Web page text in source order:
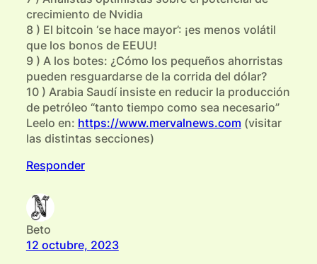
crecimiento de Nvidia
8 ) El bitcoin ‘se hace mayor’: ¡es menos volátil
que los bonos de EEUU!
9 ) A los botes: ¿Cómo los pequeños ahorristas
pueden resguardarse de la corrida del dólar?
10 ) Arabia Saudí insiste en reducir la producción
de petróleo “tanto tiempo como sea necesario”
Leelo en: https://www.mervalnews.com (visitar
las distintas secciones)
Responder
Beto
12 octubre, 2023